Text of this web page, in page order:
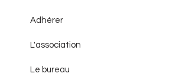
Adhérer
L'association
Le bureau